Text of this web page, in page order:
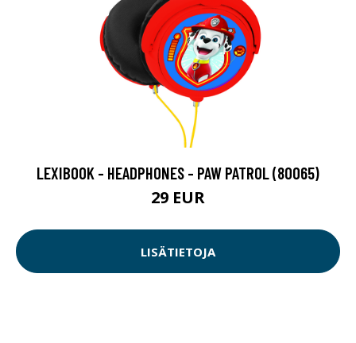
LEXIBOOK - HEADPHONES - PAW PATROL (80065)
29 EUR
LISÄTIETOJA